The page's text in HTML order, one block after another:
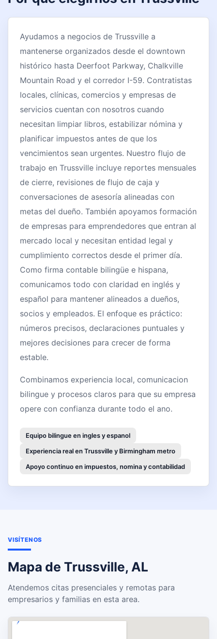
Ayudamos a negocios de Trussville a
mantenerse organizados desde el downtown
histórico hasta Deerfoot Parkway, Chalkville
Mountain Road y el corredor I-59. Contratistas
locales, clínicas, comercios y empresas de
servicios cuentan con nosotros cuando
necesitan limpiar libros, estabilizar nómina y
planificar impuestos antes de que los
vencimientos sean urgentes. Nuestro flujo de
trabajo en Trussville incluye reportes mensuales
de cierre, revisiones de flujo de caja y
conversaciones de asesoría alineadas con
metas del dueño. También apoyamos formación
de empresas para emprendedores que entran al
mercado local y necesitan entidad legal y
cumplimiento correctos desde el primer día.
Como firma contable bilingüe e hispana,
comunicamos todo con claridad en inglés y
español para mantener alineados a dueños,
socios y empleados. El enfoque es práctico:
números precisos, declaraciones puntuales y
mejores decisiones para crecer de forma
estable.
Combinamos experiencia local, comunicacion
bilingue y procesos claros para que su empresa
opere con confianza durante todo el ano.
Equipo bilingue en ingles y espanol
Experiencia real en Trussville y Birmingham metro
Apoyo continuo en impuestos, nomina y contabilidad
VISÍTENOS
Mapa de Trussville, AL
Atendemos citas presenciales y remotas para
empresarios y familias en esta area.